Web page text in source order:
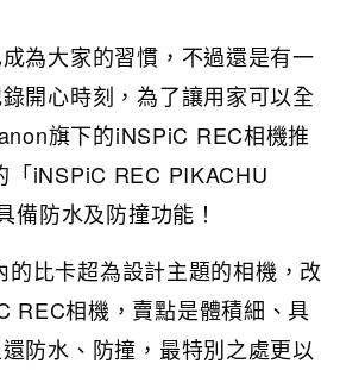
為大家的習慣，不過還是有一
開心時刻，為了讓用家可以全
旗下的iNSPiC REC相機推
「iNSPiC REC PIKACHU
備防水及防撞功能！
比卡超為設計主題的相機，改
REC相機，賣點是體積細、具
防水、防撞，最特別之處更以